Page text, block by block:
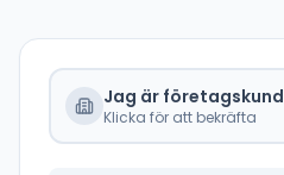
Jag är företagskund
Klicka för att bekräfta